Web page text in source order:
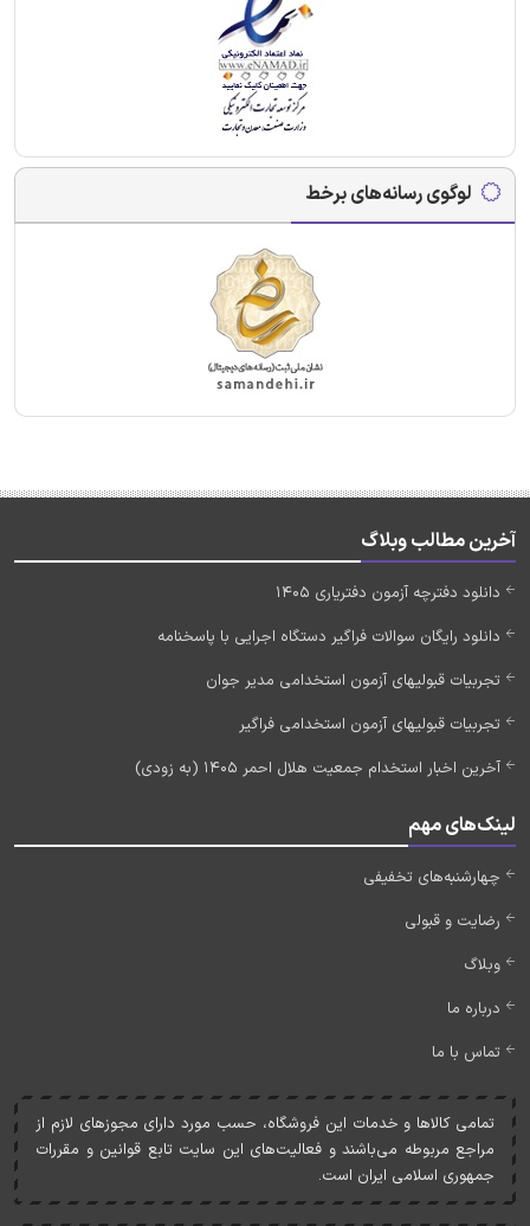
لوگوی رسانه‌های برخط
آخرین مطالب وبلاگ
دانلود دفترچه آزمون دفتریاری 1405
دانلود رایگان سوالات فراگیر دستگاه اجرایی با پاسخنامه
تجربیات قبولیهای آزمون استخدامی مدیر جوان
تجربیات قبولیهای آزمون استخدامی فراگیر
آخرین اخبار استخدام جمعیت هلال احمر 1405 (به زودی)
لینک‌های مهم
چهارشنبه‌های تخفیفی
رضایت و قبولی
وبلاگ
درباره ما
تماس با ما
تمامی کالاها و خدمات اين فروشگاه، حسب مورد دارای مجوزهای لازم از
مراجع مربوطه می‌باشند و فعاليت‌های اين سايت تابع قوانين و مقررات
جمهوری اسلامی ايران است.